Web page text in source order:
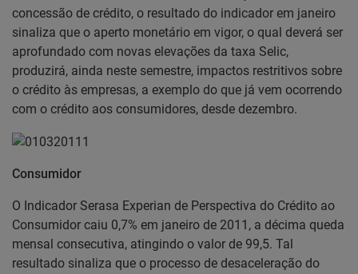
concessão de crédito, o resultado do indicador em janeiro
sinaliza que o aperto monetário em vigor, o qual deverá ser
aprofundado com novas elevações da taxa Selic,
produzirá, ainda neste semestre, impactos restritivos sobre
o crédito às empresas, a exemplo do que já vem ocorrendo
com o crédito aos consumidores, desde dezembro.
Consumidor
O Indicador Serasa Experian de Perspectiva do Crédito ao
Consumidor caiu 0,7% em janeiro de 2011, a décima queda
mensal consecutiva, atingindo o valor de 99,5. Tal
resultado sinaliza que o processo de desaceleração do